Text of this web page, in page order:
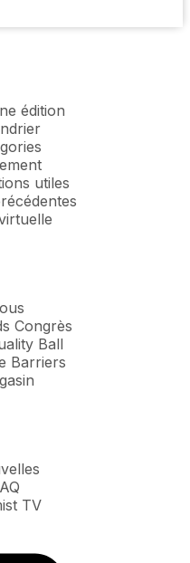
édition
utiles
Congrès
Ball
Barriers
TV